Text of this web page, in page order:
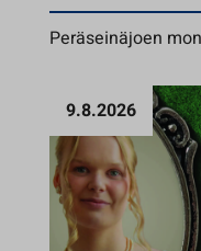
Peräseinäjoen
9.8.2026